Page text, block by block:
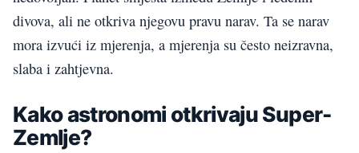
divova, ali ne otkriva njegovu pravu narav. Ta se narav
mora izvući iz mjerenja, a mjerenja su često neizravna,
slaba i zahtjevna.
Kako astronomi otkrivaju Super-
Zemlje?